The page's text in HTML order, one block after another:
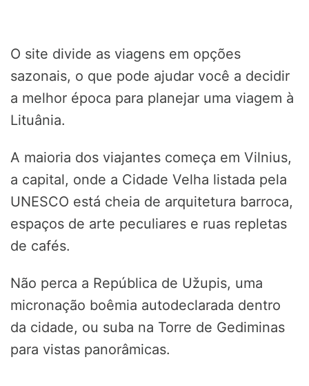
O site divide as viagens em opções
sazonais, o que pode ajudar você a decidir
a melhor época para planejar uma viagem à
Lituânia.
A maioria dos viajantes começa em Vilnius,
a capital, onde a Cidade Velha listada pela
UNESCO está cheia de arquitetura barroca,
espaços de arte peculiares e ruas repletas
de cafés.
Não perca a República de Užupis, uma
micronação boêmia autodeclarada dentro
da cidade, ou suba na Torre de Gediminas
para vistas panorâmicas.